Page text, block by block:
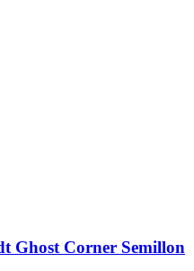
Ghost Corner Semillon